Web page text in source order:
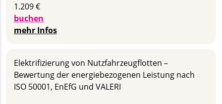
1.209 €
buchen
mehr Infos
Elektrifizierung von Nutzfahrzeugflotten –
Bewertung der energiebezogenen Leistung nach
ISO 50001, EnEfG und VALERI